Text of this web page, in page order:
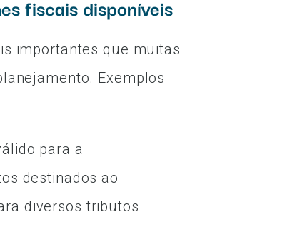
fiscais disponíveis
importantes que muitas
Exemplos
para a
destinados ao
diversos tributos